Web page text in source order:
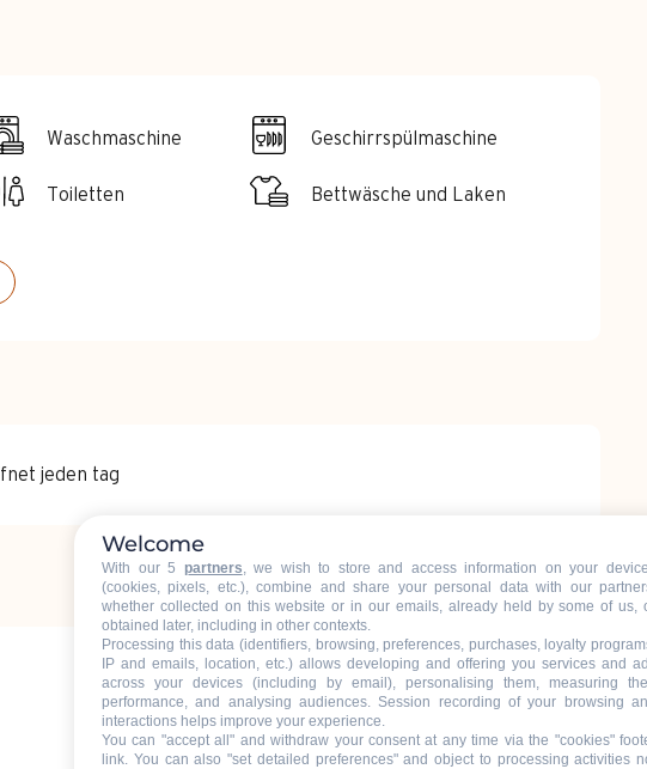
Waschmaschine Geschirrspülmaschine
Toiletten Bettwäsche und Laken
jeden tag
Welcome
With our 5 partners, we wish to store and access information on your
(cookies, pixels, etc.), combine and share your personal data with our
whether collected on this website or in our emails, already held by some of us,
obtained later, including in other contexts.
Processing this data (identifiers, browsing, preferences, purchases, loyalty
IP and emails, location, etc.) allows developing and offering you services and
across your devices (including by email), personalising them, measuring
performance, and analysing audiences. Session recording of your browsing
interactions helps improve your experience.
You can "accept all" and withdraw your consent at any time via the "cookies"
link. You can also "set detailed preferences" and object to processing activities